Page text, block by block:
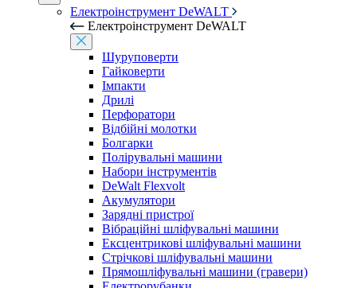
Електроінструмент DeWALT
Електроінструмент DeWALT
Шуруповерти
Гайковерти
Імпакти
Дрилі
Перфоратори
Відбійні молотки
Болгарки
Полірувальні машини
Набори інструментів
DeWalt Flexvolt
Акумулятори
Зарядні пристрої
Вібраційні шліфувальні машини
Ексцентрикові шліфувальні машини
Стрічкові шліфувальні машини
Прямошліфувальні машини (гравери)